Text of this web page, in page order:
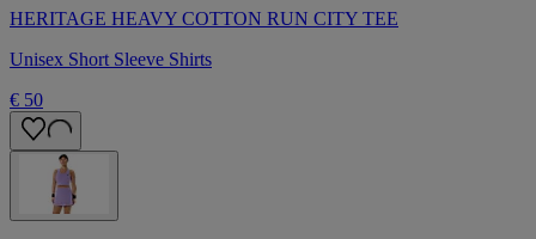
HERITAGE HEAVY COTTON RUN CITY TEE
Unisex Short Sleeve Shirts
€ 50